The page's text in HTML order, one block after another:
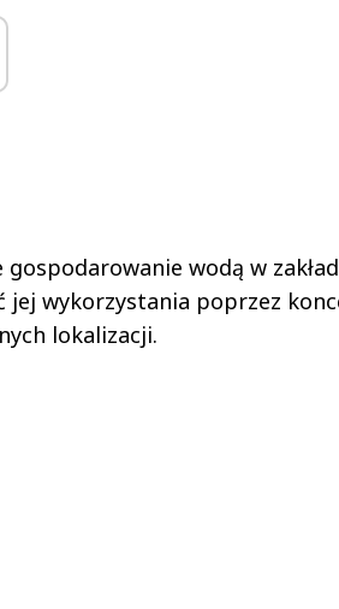
wodą w
jej wykorzystania poprzez
lokalizacji.